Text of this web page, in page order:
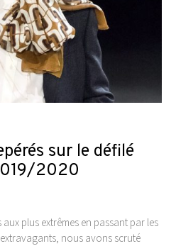
sur le défilé
2020
plus extrêmes en passant par les
nous avons scruté